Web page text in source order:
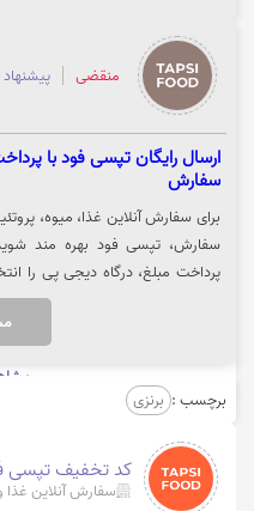
منقضی
ارسال رایگان تپسی فود با
سفارش
برای سفارش آنلاین غذا، میوه،
سفارش، تپسی فود بهره مند
پرداخت مبلغ، درگاه دیجی پی را
برای تمام سرویس ها به جز
روی گزینه "خرید کنید" کلیک نمایید.
برچسب : برنزی
کد تخفیف تپسی
سفارش آنلاین غذا